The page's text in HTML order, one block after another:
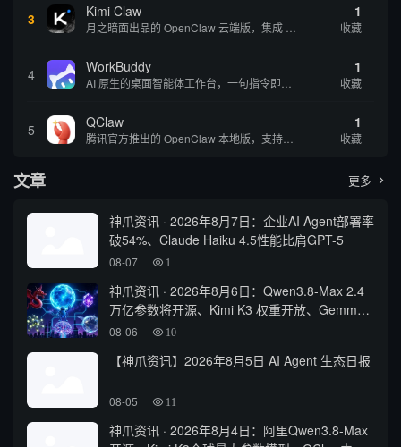
3 Kimi Claw 1
收藏
4 WorkBuddy 1
收藏
5 QClaw 1
收藏
文章 更多 
神爪资讯 · 2026年8月7日：企业AI Agent部署率
破54%、Claude Haiku 4.5性能比肩GPT-5
08-07 1
神爪资讯 · 2026年8月6日：Qwen3.8-Max 2.4
万亿参数将开源、Kimi K3 权重开放、Gemma
4 登顶开源前三
08-06 10
【神爪资讯】2026年8月5日 AI Agent 生态日报
08-05 11
神爪资讯 · 2026年8月4日：阿里Qwen3.8-Max